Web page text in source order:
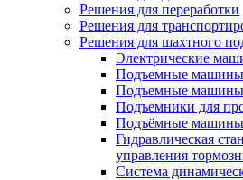
Решения для переработки
Решения для
Решения для шахтного
Электрические
Подъемные
Подъемные машины
Подъемники для
Подъёмные машины
Гидравлическая
управления
Система